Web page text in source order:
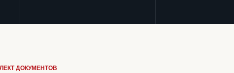
ДОКУМЕНТОВ